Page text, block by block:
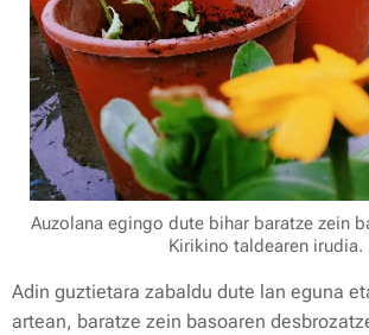
Auzolana egingo dute bihar baratze zein
Kirikino taldearen irudia.
Adin guztietara zabaldu dute lan eguna
artean, baratze zein basoaren